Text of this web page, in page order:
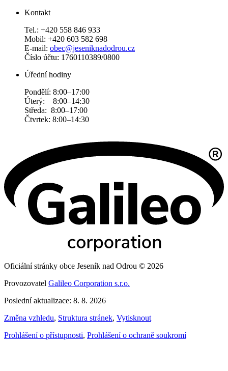
Kontakt
Tel.: +420 558 846 933
Mobil: +420 603 582 698
E-mail: obec@jeseniknadodrou.cz
Číslo účtu: 1760110389/0800
Úřední hodiny
Pondělí: 8:00–17:00
Úterý: 8:00–14:30
Středa: 8:00–17:00
Čtvrtek: 8:00–14:30
Oficiální stránky obce Jeseník nad Odrou © 2026
Provozovatel Galileo Corporation s.r.o.
Poslední aktualizace: 8. 8. 2026
Změna vzhledu, Struktura stránek, Vytisknout
Prohlášení o přístupnosti, Prohlášení o ochraně soukromí